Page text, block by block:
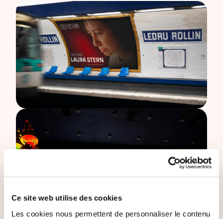
Ce site web utilise des cookies
Les cookies nous permettent de personnaliser le contenu